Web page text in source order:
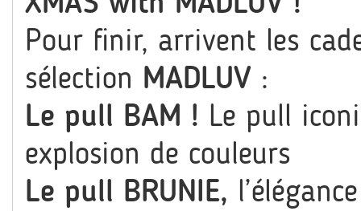
Pour finir, arrivent les
sélection MADLUV :
Le pull BAM ! Le pull
explosion de couleurs
Le pull BRUNIE,